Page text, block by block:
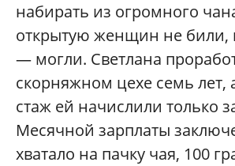
набирать из огромного
открытую женщин не
— могли. Светлана
скорняжном цехе семь лет,
стаж ей начислили только
Месячной зарплаты
хватало на пачку чая, 100